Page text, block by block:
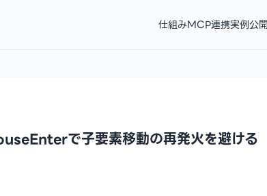
仕組みMCP連携実例公
で子要素移動の再発火を避ける